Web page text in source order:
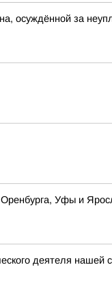
осуждённой за
Уфы и
деятеля нашей